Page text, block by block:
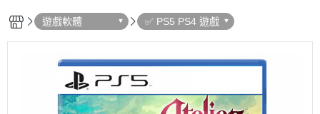
遊戲軟體 ✅ PS5 PS4 遊戲